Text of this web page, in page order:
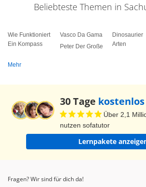
Beliebteste Themen in
Wie Funktioniert
Ein Kompass
Vasco Da Gama
Peter Der Große
Dinosaurier
Arten
Mehr
30 Tage kostenlos
Über 2,1
nutzen sofatutor
Lernpakete
Fragen? Wir sind für dich da!